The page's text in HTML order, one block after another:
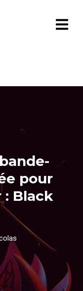
pour
: Black